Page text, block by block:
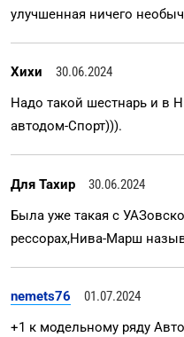
улучшенная ничего
Хихи
30.06.2024
Надо такой шестнарь и в
автодом-Спорт))).
Для Тахир
30.06.2024
Была уже такая с
рессорах,Нива-Марш
nemets76
01.07.2024
+1 к модельному ряду